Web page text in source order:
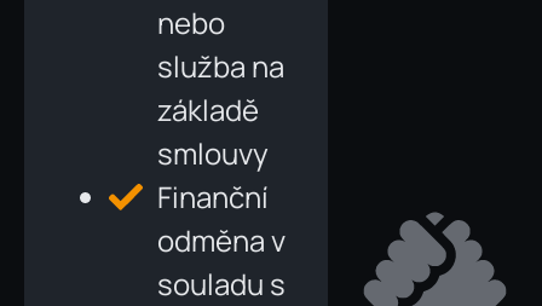
nebo
služba na
základě
smlouvy
Finanční
odměna v
souladu s